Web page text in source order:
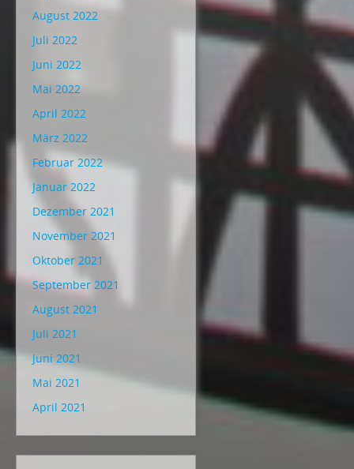
August 2022
Juli 2022
Juni 2022
Mai 2022
April 2022
März 2022
Februar 2022
Januar 2022
Dezember 2021
November 2021
Oktober 2021
September 2021
August 2021
Juli 2021
Juni 2021
Mai 2021
April 2021